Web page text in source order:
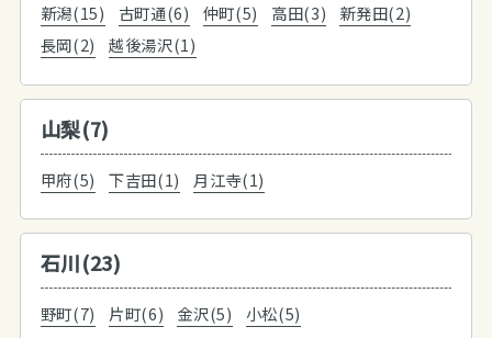
新潟(15) 古町通(6) 仲町(5) 高田(3)
新発田(2)
長岡(2)
越後湯沢(1)
山梨(7)
甲府(5) 下吉田(1) 月江寺(1)
石川(23)
野町(7) 片町(6) 金沢(5) 小松(5)